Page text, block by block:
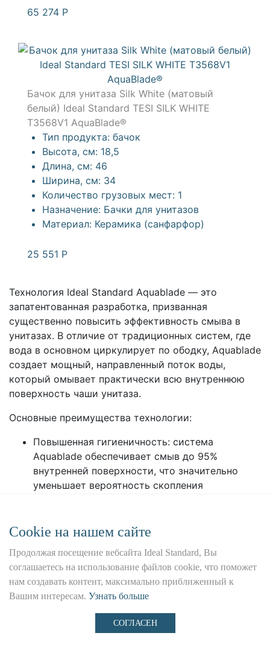
65 274 Р
Бачок для унитаза Silk White (матовый
белый) Ideal Standard TESI SILK WHITE
T3568V1 AquaBlade®
Тип продукта: бачок
Высота, см: 18,5
Длина, см: 46
Ширина, см: 34
Количество грузовых мест: 1
Назначение: Бачки для унитазов
Материал: Керамика (санфарфор)
25 551 Р
Технология Ideal Standard Aquablade — это
запатентованная разработка, призванная
существенно повысить эффективность смыва в
унитазах. В отличие от традиционных систем, где
вода в основном циркулирует по ободку, Aquablade
создает мощный, направленный поток воды,
который омывает практически всю внутреннюю
поверхность чаши унитаза.
Основные преимущества технологии:
Повышенная гигиеничность: система
Aquablade обеспечивает смыв до 95%
внутренней поверхности, что значительно
уменьшает вероятность скопления
агрессивных дезинфицирующих средств.
оптимизированной системе смыва,
достигается высокий уровень чистоты при
меньшем расходе воды, что соответствует
современным требованиям экологичности и
экономии ресурсов.
Сниженный уровень шума: конструкция
Сookie на нашем сайте
Продолжая посещение вебсайта Ideal Standard, Вы
соглашаетесь на использование файлов cookie, что поможет
нам создавать контент, максимально приближенный к
Вашим интересам. Узнать больше
СОГЛАСЕН